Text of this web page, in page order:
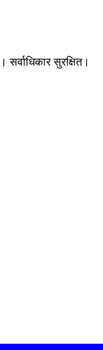
सुरक्षित।​​